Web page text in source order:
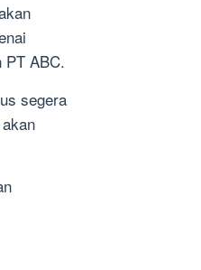
PT ABC.
segera